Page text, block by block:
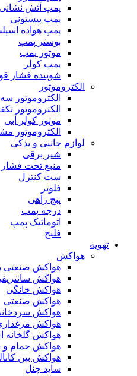
پمپ آتش نشانی
پمپ پیستونی
پمپ هواده
بوستر پمپ
موتور پمپ
پمپ کولر
شوینده فشار
الکتروموتور
الکتروموتور سه
الکتروموتور
موتور کولر آبی
الکتروموتور
لوازم جانبی و یدکی
شیر برقی
منبع تحت فشار
ست کنترل
فلوتر
پنج راهی
درجه پمپ
اتوماتیک پمپ
فلنج
تهویه
هواکش
هواکش صنعتی
هواکش
هواکش خانگی
هواکش صنعتی
هواکش
هواکش
هواکش گلخانه
هواکش حمام و
هواکش بین
ساید چنل